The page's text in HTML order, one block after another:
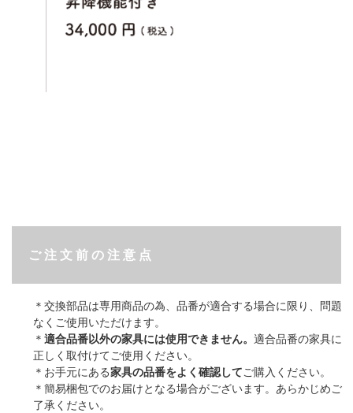
ご 注 文 前 の 注 意 点
＊交換部品は専用商品の為、品番が適合する場合に限り、問題
なくご使用いただけます。
＊ 適合品番以外の家具には使用できません。 適合品番の家具に
正しく取付けてご使用ください。
＊お手元にある家具の品番をよく確認してご購入ください。
＊簡易梱包でのお届けとなる場合がございます。あらかじめご
了承ください。